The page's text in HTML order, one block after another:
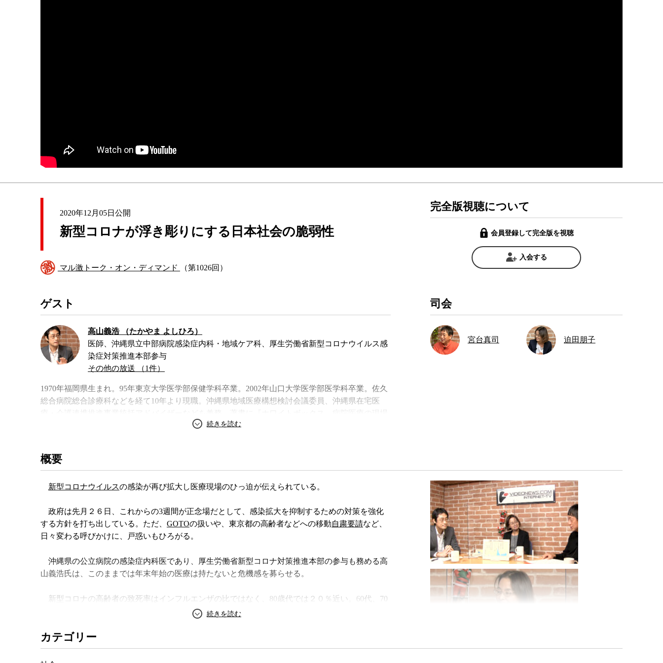
2020年12月05日公開
新型コロナが浮き彫りにする日本社会の脆弱性
マル激トーク・オン・ディマンド （第1026回）
完全版視聴について
会員登録して完全版を視聴
入会する
ゲスト
高山義浩 （たかやま よしひろ）
医師、沖縄県立中部病院感染症内科・地域ケア科、厚生労働省新型コロナウイルス感
染症対策推進本部参与
その他の放送 （1件）
1970年福岡県生まれ。95年東京大学医学部保健学科卒業。2002年山口大学医学部医学科卒業。佐久
総合病院総合診療科などを経て10年より現職。沖縄県地域医療構想検討会議委員、沖縄県在宅医
から』、『地域医療と暮らしのゆくえ 超高齢社会をともに生きる』など。
司会
宮台真司 迫田朋子
概要
新型コロナウイルスの感染が再び拡大し医療現場のひっ迫が伝えられている。
政府は先月２６日、これからの3週間が正念場だとして、感染拡大を抑制するための対策を強化
する方針を打ち出している。ただ、 GOTOの扱いや、東京都の高齢者などへの移動自粛要請など、
日々変わる呼びかけに、戸惑いもひろがる。
沖縄県の公立病院の感染症内科医であり、厚生労働省新型コロナ対策推進本部の参与も務める高
山義浩氏は、このままでは年末年始の医療は持たないと危機感を募らせる。
新型コロナの高齢者の致死率はインフルエンザの比ではなく、80歳代では２０％近い。60代、70
代でも新型コロナに感染すると、あっという間に人工呼吸器が必要になる人たちがいるという。報
摘する。
ただし、冬場に医療がひっ迫することはこれまでもあった。そこに新型コロナという新たな負荷
カテゴリー